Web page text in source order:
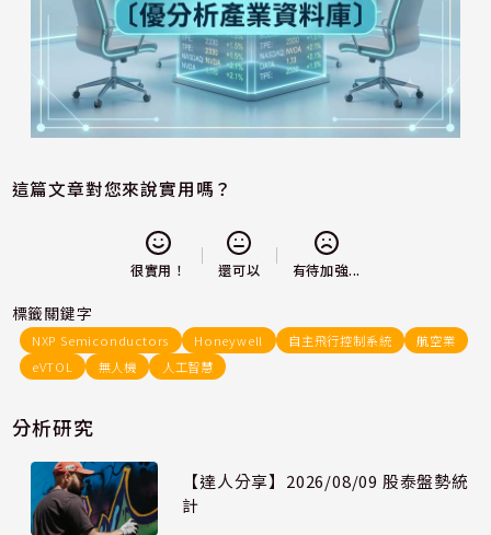
這篇文章對您來說實用嗎？
很實用！ 還可以 有待加強...
標籤關鍵字
NXP Semiconductors Honeywell 自主飛行控制系統
航空業
eVTOL
無人機 人工智慧
分析研究
【達人分享】2026/08/09 股泰盤勢統
計